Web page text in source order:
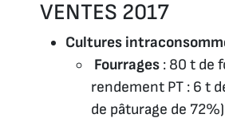
VENTES 2017
Cultures
Fourrages : 80 t de
rendement PT : 6 t
de pâturage de 72%)